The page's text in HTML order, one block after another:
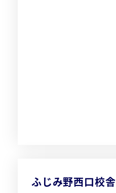
ふじみ野西口校舎